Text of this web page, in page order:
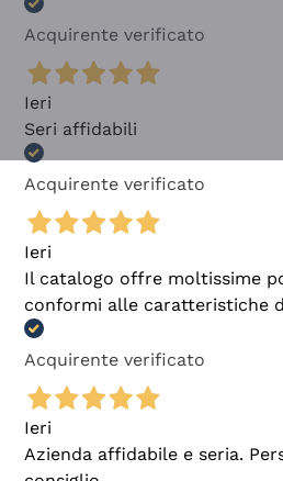
Acquirente verificato
Ieri
Seri affidabili
Acquirente verificato
Ieri
Il catalogo offre moltissime
conformi alle caratteristiche
Acquirente verificato
Ieri
Azienda affidabile e seria.